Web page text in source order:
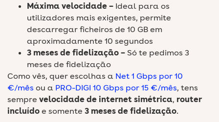
Máxima velocidade – Ideal para os
utilizadores mais exigentes, permite
descarregar ficheiros de 10 GB em
aproximadamente 10 segundos
3 meses de fidelização – Só te pedimos 3
meses de fidelização
Como vês, quer escolhas a Net 1 Gbps por 10
€/mês ou a PRO-DIGI 10 Gbps por 15 €/mês, tens
sempre velocidade de internet simétrica, router
incluídoe somente 3 meses de fidelização.